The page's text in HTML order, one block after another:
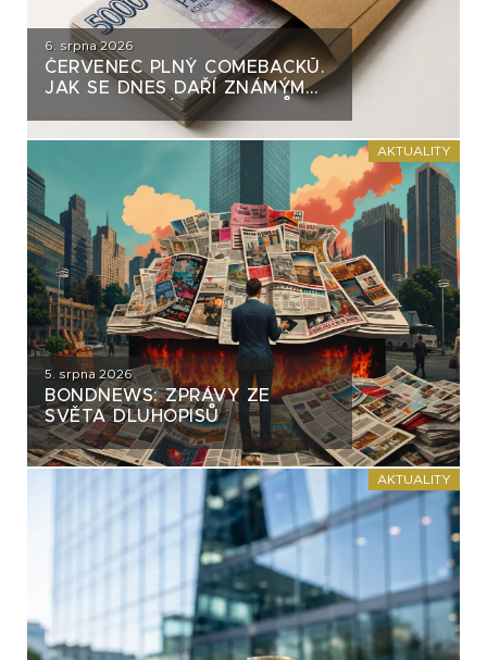
6. srpna 2026
ČERVENEC PLNÝ COMEBACKŮ.
JAK SE DNES DAŘÍ ZNÁMÝM
DLUHOPISOVÝM EMITENTŮM?
AKTUALITY
5. srpna 2026
BONDNEWS: ZPRÁVY ZE
SVĚTA DLUHOPISŮ
AKTUALITY